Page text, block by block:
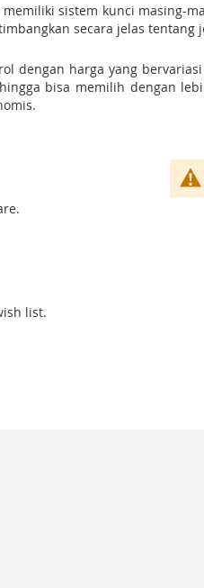
sistem kunci masing-
secara jelas tentang
dengan harga yang
bisa memilih dengan
list.